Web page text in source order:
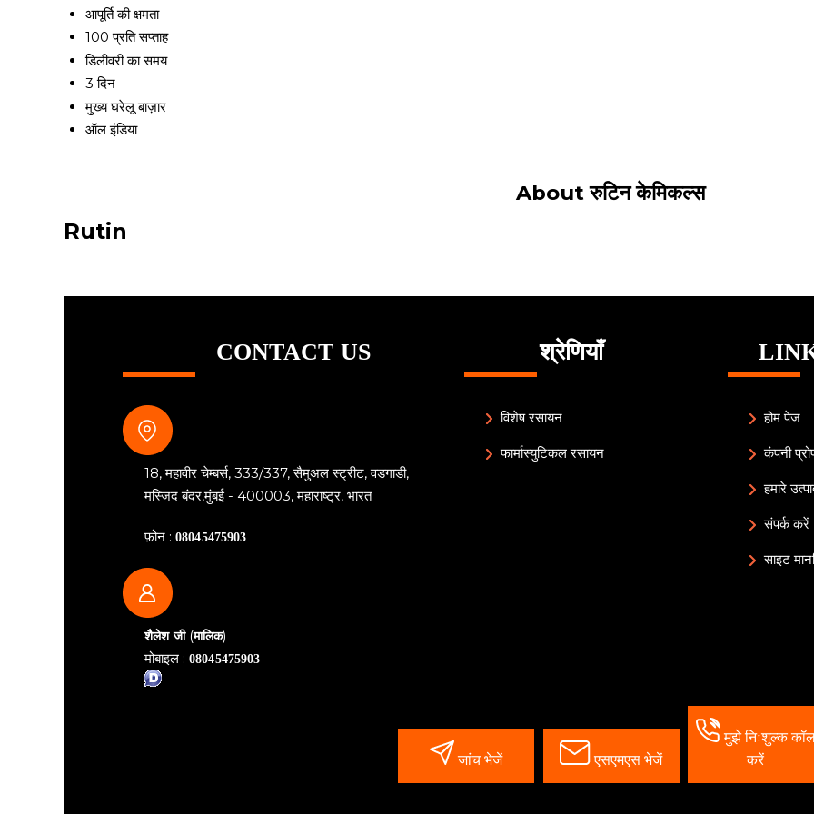
आपूर्ति की क्षमता
100 प्रति सप्ताह
डिलीवरी का समय
3 दिन
मुख्य घरेलू बाज़ार
ऑल इंडिया
About रुटिन केमिकल्स
Rutin
CONTACT US
18, महावीर चेम्बर्स, 333/337, सैमुअल स्ट्रीट, वडगाडी,
मस्जिद बंदर,मुंबई - 400003, महाराष्ट्र, भारत
फ़ोन : 08045475903
शैलेश जी(मालिक)
मोबाइल : 08045475903
श्रेणियाँ
विशेष रसायन
फार्मास्युटिकल रसायन
होम पेज
कंपनी
हमारे
संपर्क करें
साइट
जांच भेजें एसएमएस भेजें
मुझे निःशुल्क
करें